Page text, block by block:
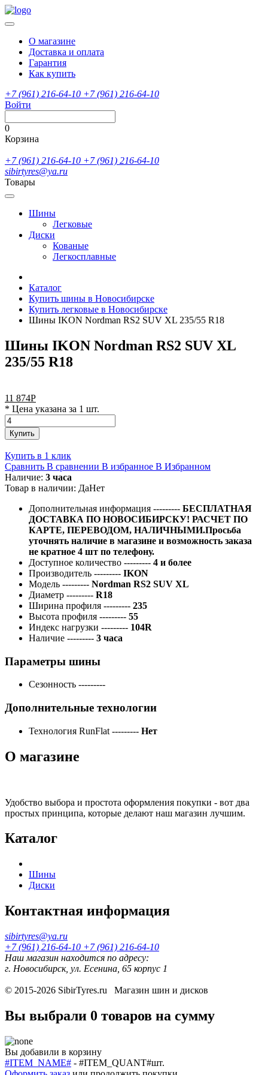
О магазине
Доставка и оплата
Гарантия
Как купить
+7 (961) 216-64-10 +7 (961) 216-64-10
Войти
0
Корзина
+7 (961) 216-64-10 +7 (961) 216-64-10
sibirtyres@ya.ru
Товары
Шины
Легковые
Диски
Кованые
Легкосплавные
Каталог
Купить шины в Новосибирске
Купить легковые в Новосибирске
Шины IKON Nordman RS2 SUV XL 235/55 R18
Шины IKON Nordman RS2 SUV XL
235/55 R18
11 874Р
* Цена указана за 1 шт.
Купить
Купить в 1 клик
Сравнить В сравнении В избранное В Избранном
Наличие: 3 часа
Товар в наличии: ДаНет
Дополнительная информация --------- БЕСПЛАТНАЯ
ДОСТАВКА ПО НОВОСИБИРСКУ! РАСЧЕТ ПО
КАРТЕ, ПЕРЕВОДОМ, НАЛИЧНЫМИ.Просьба
уточнять наличие в магазине и возможность заказа
не кратное 4 шт по телефону.
Доступное количество --------- 4 и более
Производитель --------- IKON
Модель --------- Nordman RS2 SUV XL
Диаметр --------- R18
Ширина профиля --------- 235
Высота профиля --------- 55
Индекс нагрузки --------- 104R
Наличие --------- 3 часа
Параметры шины
Сезонность ---------
Дополнительные технологии
Технология RunFlat --------- Нет
О магазине
Удобство выбора и простота оформления покупки - вот два
простых принципа, которые делают наш магазин лучшим.
Каталог
Шины
Диски
Контактная информация
sibirtyres@ya.ru
+7 (961) 216-64-10 +7 (961) 216-64-10
Наш магазин находится по адресу:
г. Новосибирск, ул. Есенина, 65 корпус 1
© 2015-2026 SibirTyres.ru Магазин шин и дисков
Вы выбрали 0 товаров на сумму
Вы добавили в корзину
#ITEM_NAME# - #ITEM_QUANT#шт.